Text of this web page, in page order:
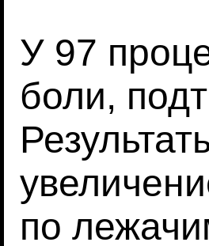
У 97
боли,
по